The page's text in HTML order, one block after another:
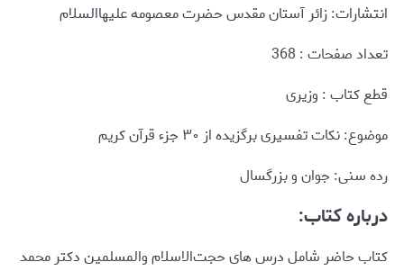
انتشارات: زائر آستان مقدس حضرت معصومه علیهاالسلام
تعداد صفحات : 368
قطع کتاب : وزیری
موضوع: نکات تفسیری برگزیده از ۳۰ جزء قرآن کریم
رده سنی: جوان و بزرگسال
درباره کتاب:
کتاب حاضر شامل درس های حجت‌الاسلام والمسلمین دکتر محمد